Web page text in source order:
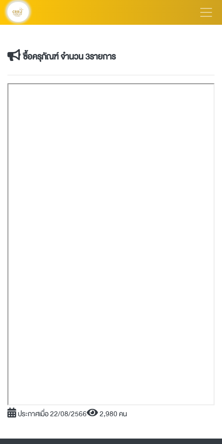
ซื้อครุภัณฑ์ จำนวน 3รายการ
ประกาศเมื่อ 22/08/2566 2,980 คน